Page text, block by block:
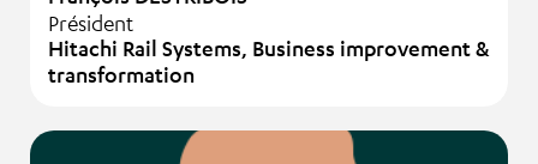
Président
Hitachi Rail Systems, Business improvement &
transformation